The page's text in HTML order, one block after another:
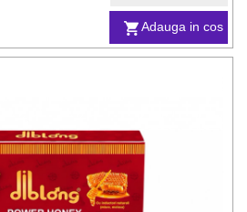
Adauga in cos